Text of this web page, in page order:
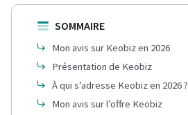
SOMMAIRE
Mon avis sur Keobiz en 2026
Présentation de Keobiz
À qui s’adresse Keobiz en 2026 ?
Mon avis sur l’offre Keobiz